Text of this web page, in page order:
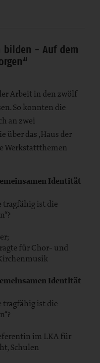
bilden - Auf dem
Arbeit in den zwölf
So konnten die
an zwei
das ‚Haus der
Werkstattthemen
Identität
tragfähig ist die
für Chor- und
Identität
tragfähig ist die
im LKA für
Schulen